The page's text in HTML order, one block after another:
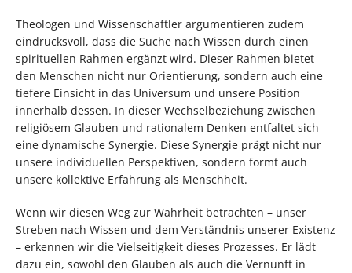
Theologen und Wissenschaftler argumentieren zudem
eindrucksvoll, dass die Suche nach Wissen durch einen
spirituellen Rahmen ergänzt wird. Dieser Rahmen bietet
den Menschen nicht nur Orientierung, sondern auch eine
tiefere Einsicht in das Universum und unsere Position
innerhalb dessen. In dieser Wechselbeziehung zwischen
religiösem Glauben und rationalem Denken entfaltet sich
eine dynamische Synergie. Diese Synergie prägt nicht nur
unsere individuellen Perspektiven, sondern formt auch
unsere kollektive Erfahrung als Menschheit.
Wenn wir diesen Weg zur Wahrheit betrachten – unser
Streben nach Wissen und dem Verständnis unserer Existenz
– erkennen wir die Vielseitigkeit dieses Prozesses. Er lädt
dazu ein, sowohl den Glauben als auch die Vernunft in